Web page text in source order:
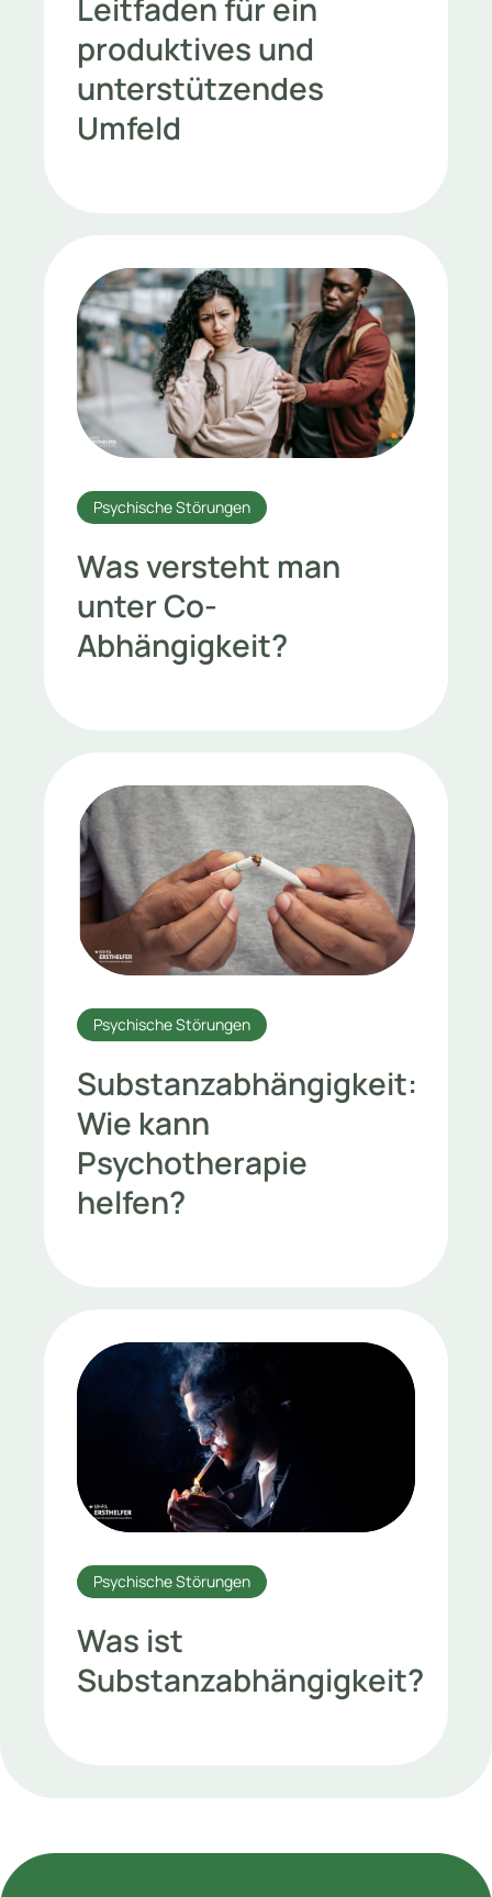
produktives und
unterstützendes
Umfeld
Psychische Störungen
Was versteht man
unter Co-
Abhängigkeit?
Psychische Störungen
Substanzabhängigkeit:
Wie kann
Psychotherapie
helfen?
Psychische Störungen
Was ist
Substanzabhängigkeit?